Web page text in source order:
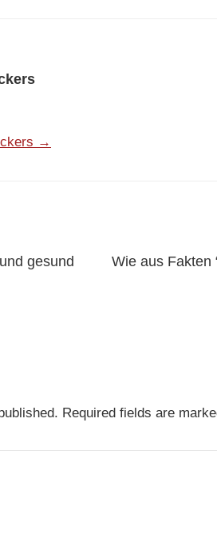
→
gesund
Wie aus Fakten
Required fields are